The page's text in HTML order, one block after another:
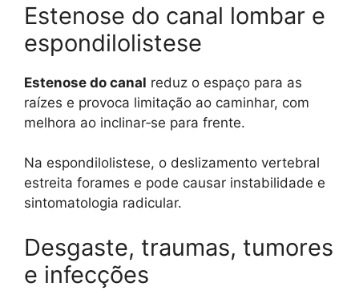
Estenose do canal lombar e
espondilolistese
Estenose do canal reduz o espaço para as
raízes e provoca limitação ao caminhar, com
melhora ao inclinar‑se para frente.
Na espondilolistese, o deslizamento vertebral
estreita forames e pode causar instabilidade e
sintomatologia radicular.
Desgaste, traumas, tumores
e infecções